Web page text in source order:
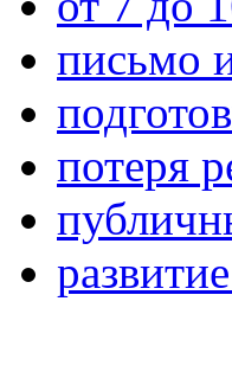
письмо
потеря